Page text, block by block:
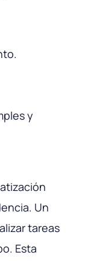
y
Un
tareas
Esta